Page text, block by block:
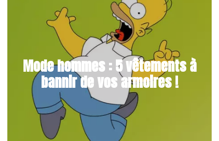
Mode hommes : 5 vêtements à
bannir de vos armoires !